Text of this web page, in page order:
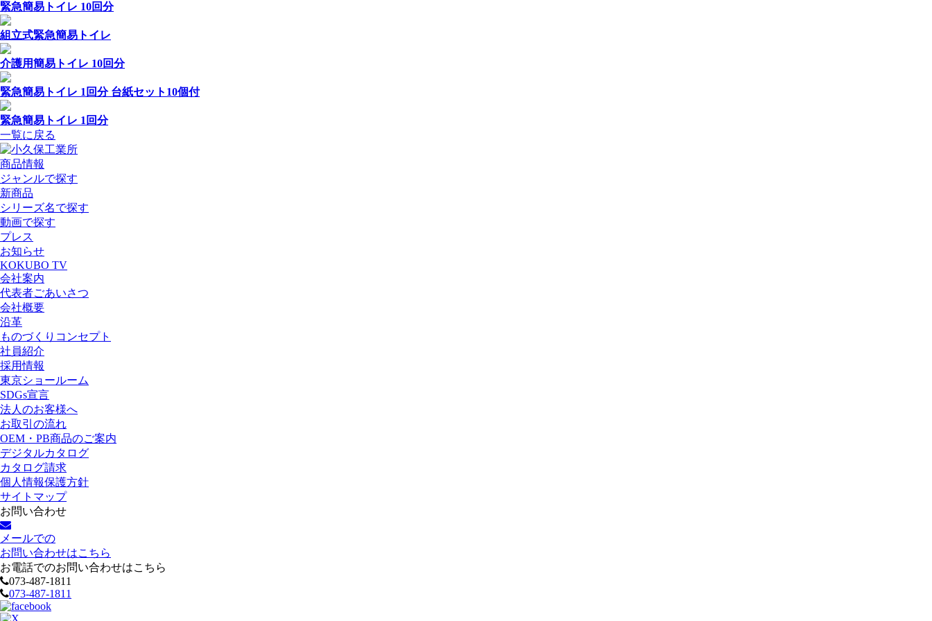
緊急簡易トイレ 10回分
組立式緊急簡易トイレ
介護用簡易トイレ 10回分
緊急簡易トイレ 1回分 台紙セット10個付
緊急簡易トイレ 1回分
一覧に戻る
商品情報
ジャンルで探す
新商品
シリーズ名で探す
動画で探す
プレス
お知らせ
KOKUBO TV
会社案内
代表者ごあいさつ
会社概要
沿革
ものづくりコンセプト
社員紹介
採用情報
東京ショールーム
SDGs宣言
法人のお客様へ
お取引の流れ
OEM・PB商品のご案内
デジタルカタログ
カタログ請求
個人情報保護方針
サイトマップ
お問い合わせ
メールでの
お問い合わせはこちら
お電話でのお問い合わせはこちら
073-487-1811
073-487-1811